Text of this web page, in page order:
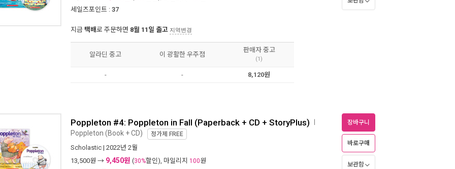
세일즈포인트 : 37
지금 택배로 주문하면 8월 11일 출고 지역변경
알라딘 중고 이 광활한 우주점
판매자 중고
(1)
- - 8,120원
Poppleton #4: Poppleton in Fall (Paperback + CD + StoryPlus)
Poppleton (Book + CD) 정가제 FREE
Scholastic | 2022년 2월
13,500원 → 9,450원 (30%할인), 마일리지 100원
장바구니
바로구매
보관함